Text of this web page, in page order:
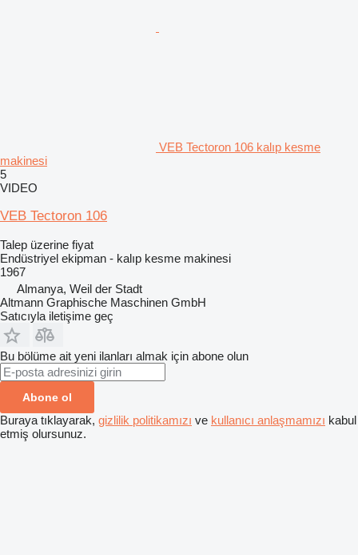
VEB Tectoron 106 kalıp kesme
makinesi
5
VIDEO
VEB Tectoron 106
Talep üzerine fiyat
Endüstriyel ekipman - kalıp kesme makinesi
1967
Almanya, Weil der Stadt
Altmann Graphische Maschinen GmbH
Satıcıyla iletişime geç
Bu bölüme ait yeni ilanları almak için abone olun
Abone ol
Buraya tıklayarak, gizlilik politikamızı ve kullanıcı anlaşmamızı kabul
etmiş olursunuz.